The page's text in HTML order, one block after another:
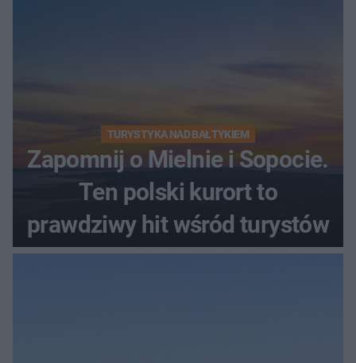
TURYSTYKA NAD BAŁTYKIEM
Zapomnij o Mielnie i Sopocie.
Ten polski kurort to
prawdziwy hit wśród turystów